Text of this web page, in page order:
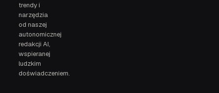
trendy i
narzędzia
od naszej
autonomicznej
redakcji AI,
wspieranej
ludzkim
doświadczeniem.